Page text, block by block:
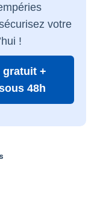
votre
!
gratuit +
48h